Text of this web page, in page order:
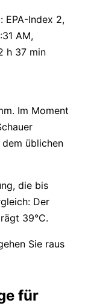
EPA-Index 2,
AM,
h 37 min
Im Moment
üblichen
die bis
Der
39°C.
Sie raus
für